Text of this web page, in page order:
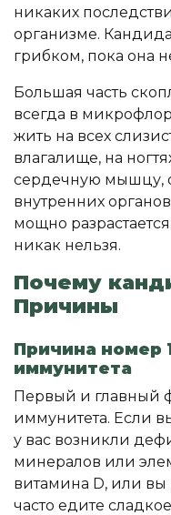
никаких
организме.
грибком, пока она
Большая часть
всегда в
жить на всех
влагалище, на
сердечную мышцу,
внутренних
мощно
никак нельзя.
Почему
Причины
Причина номер
иммунитета
Первый и главный
иммунитета. Если
у вас возникли
минералов или
витамина D, или
часто едите